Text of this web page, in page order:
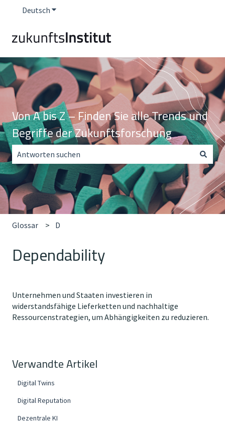
Deutsch Untermenü für Übersetzungen anzeigen
Von A bis Z – Finden Sie alle Trends und
Begriffe der Zukunftsforschung
Es gibt keine Vorschläge, da das Suchfeld leer ist.
Glossar D
Dependability
Unternehmen und Staaten investieren in
widerstandsfähige Lieferketten und nachhaltige
Ressourcenstrategien, um Abhängigkeiten zu reduzieren.
Verwandte Artikel
Digital Twins
Digital Reputation
Dezentrale KI